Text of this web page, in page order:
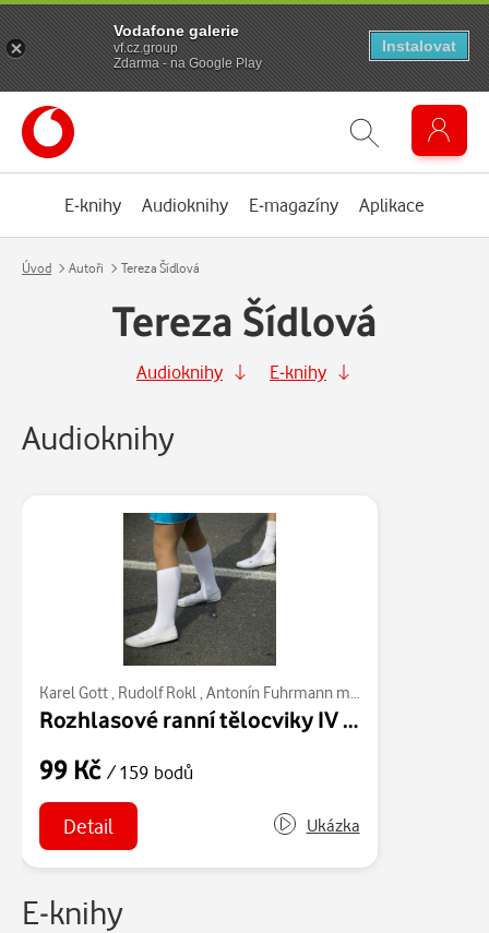
E-knihy Audioknihy E-magazíny Aplikace
Úvod Autoři Tereza Šídlová
Tereza Šídlová
Audioknihy E-knihy
Audioknihy
Karel Gott, Rudolf Rokl, Antonín Fuhrmann ml. ,
Rozhlasové ranní tělocviky IV (výběr 1990-91)
99 Kč / 159 bodů
Detail Ukázka
E-knihy
Vodafone galerie
vf.cz.group
Zdarma - na Google Play
Instalovat